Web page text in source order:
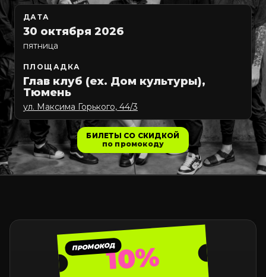
ДАТА
30 октября 2026
пятница
ПЛОЩАДКА
Глав клуб (ex. Дом культуры),
Тюмень
ул. Максима Горького, 44/3
БИЛЕТЫ СО СКИДКОЙ
по промокоду
ПРОМОКОД10%